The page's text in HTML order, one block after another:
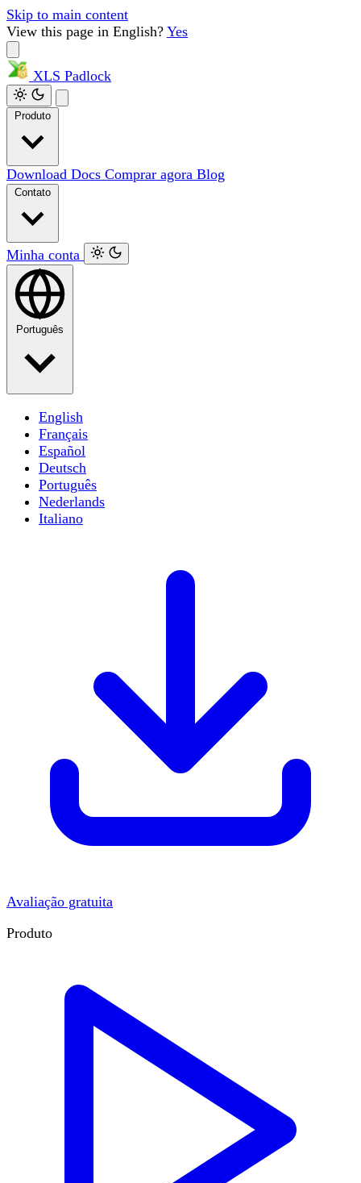
Skip to main content
View this page in English? Yes
XLS Padlock
Download Docs Comprar agora Blog
Minha conta
Português
English
Français
Español
Deutsch
Português
Nederlands
Italiano
Avaliação gratuita
Produto